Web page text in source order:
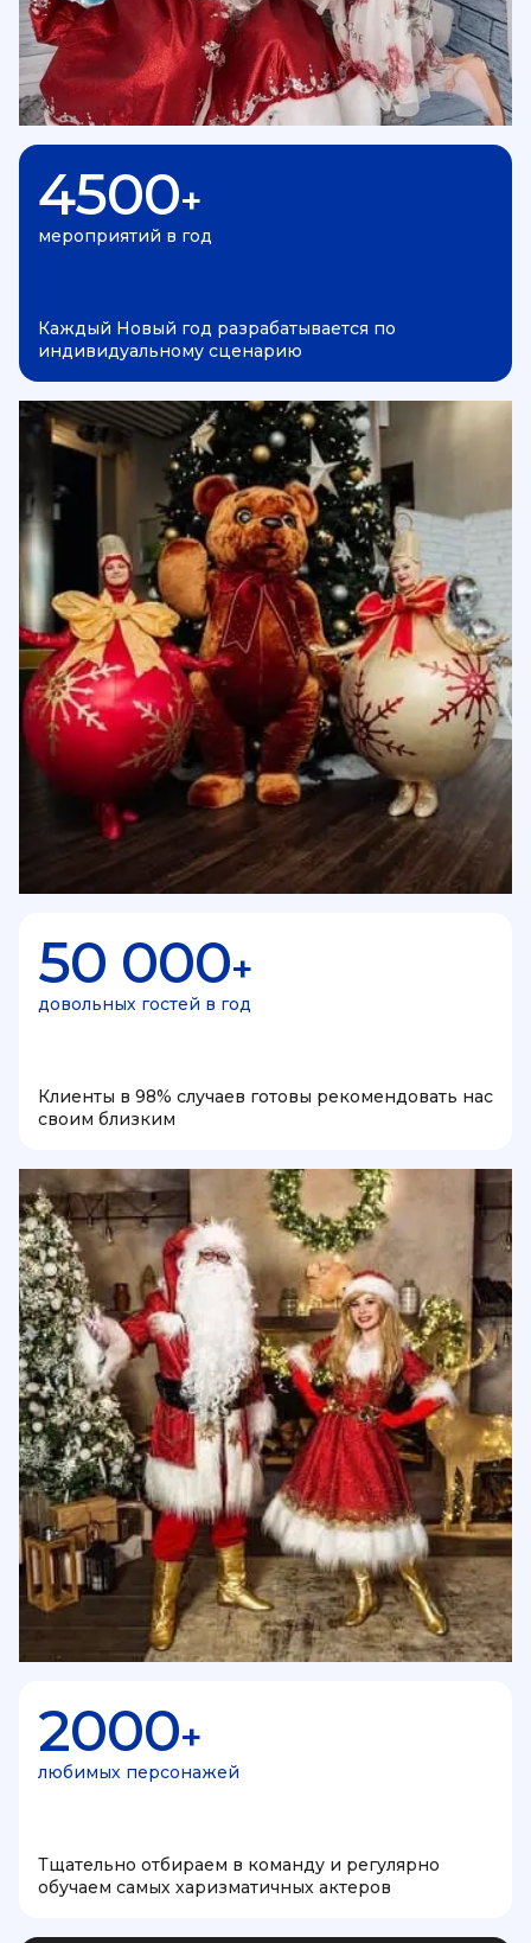
4500+
мероприятий в год
Каждый Новый год разрабатывается по
индивидуальному сценарию
50 000+
довольных гостей в год
Клиенты в 98% случаев готовы рекомендовать нас
своим близким
2000+
любимых персонажей
Тщательно отбираем в команду и регулярно
обучаем самых харизматичных актеров